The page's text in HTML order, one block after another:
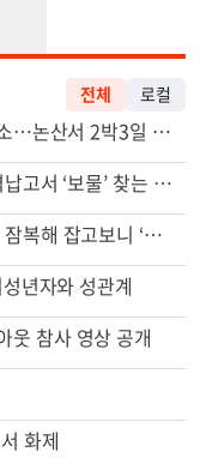
전체 로컬
천하람, 현역 의원 최초 신병교육 입소…논산서 2박3일 생활
74m짜리 보잉777, 화물기 변신…격납고서 ‘보물’ 찾는 인천공항
신호위반 후 달아난 배달기사…경찰 잠복해 잡고보니 ‘반전’
년자와 성관계
웃 참사 영상 공개
화제